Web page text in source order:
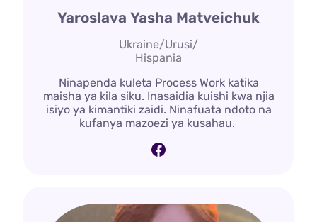
Yaroslava Yasha Matveichuk
Ukraine/Urusi/
Hispania
Ninapenda kuleta Process Work katika
maisha ya kila siku. Inasaidia kuishi kwa njia
isiyo ya kimantiki zaidi. Ninafuata ndoto na
kufanya mazoezi ya kusahau.
Facebook